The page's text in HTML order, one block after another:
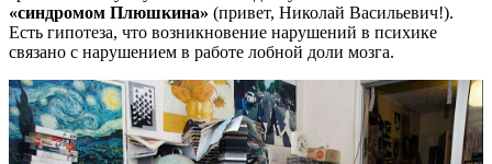
«синдромом Плюшкина» (привет, Николай Васильевич!).
Есть гипотеза, что возникновение нарушений в психике
связано с нарушением в работе лобной доли мозга.